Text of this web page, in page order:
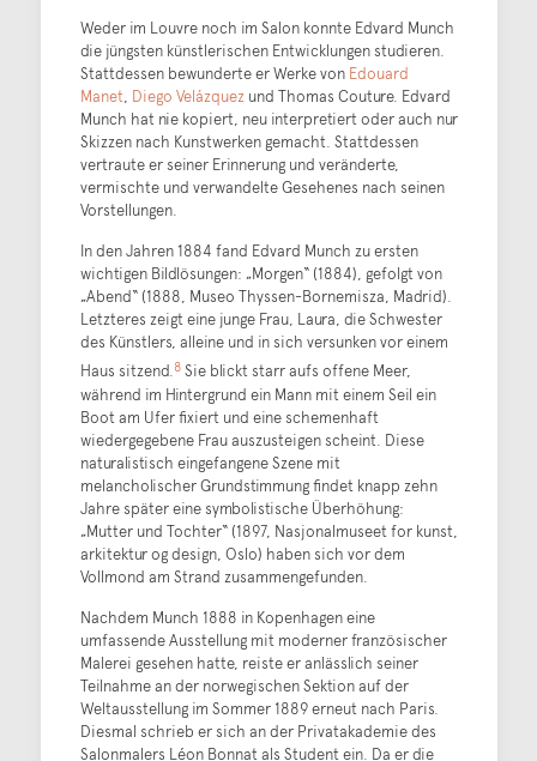
Weder im Louvre noch im Salon konnte Edvard Munch
die jüngsten künstlerischen Entwicklungen studieren.
Stattdessen bewunderte er Werke von Edouard
Manet, Diego Velázquezund Thomas Couture. Edvard
Munch hat nie kopiert, neu interpretiert oder auch nur
Skizzen nach Kunstwerken gemacht. Stattdessen
vertraute er seiner Erinnerung und veränderte,
vermischte und verwandelte Gesehenes nach seinen
Vorstellungen.
In den Jahren 1884 fand Edvard Munch zu ersten
wichtigen Bildlösungen: „Morgen“ (1884), gefolgt von
„Abend“ (1888, Museo Thyssen-Bornemisza, Madrid).
Letzteres zeigt eine junge Frau, Laura, die Schwester
des Künstlers, alleine und in sich versunken vor einem
Haus sitzend.8Sie blickt starr aufs offene Meer,
während im Hintergrund ein Mann mit einem Seil ein
Boot am Ufer fixiert und eine schemenhaft
wiedergegebene Frau auszusteigen scheint. Diese
naturalistisch eingefangene Szene mit
melancholischer Grundstimmung findet knapp zehn
Jahre später eine symbolistische Überhöhung:
„Mutter und Tochter“ (1897, Nasjonalmuseet for kunst,
arkitektur og design, Oslo) haben sich vor dem
Vollmond am Strand zusammengefunden.
Nachdem Munch 1888 in Kopenhagen eine
umfassende Ausstellung mit moderner französischer
Malerei gesehen hatte, reiste er anlässlich seiner
Teilnahme an der norwegischen Sektion auf der
Weltausstellung im Sommer 1889 erneut nach Paris.
Diesmal schrieb er sich an der Privatakademie des
Salonmalers Léon Bonnat als Student ein. Da er die